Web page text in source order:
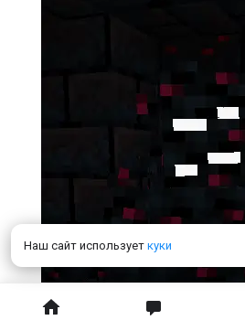
Наш сайт использует куки